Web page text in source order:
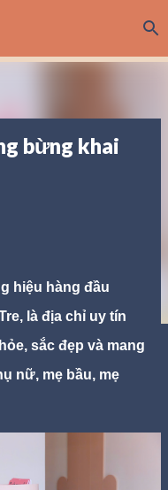
chính
bừng khai
hiệu hàng đầu
là địa chỉ uy tín
sắc đẹp và mang
nữ, mẹ bầu, mẹ